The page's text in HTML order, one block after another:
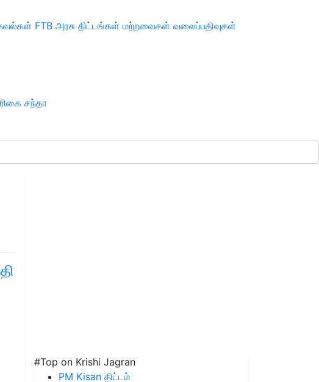
FTB அரசு திட்டங்கள் மற்றவைகள் வலைப்பதிவுகள்
சந்தா
#Top on Krishi Jagran
PM Kisan திட்டம்